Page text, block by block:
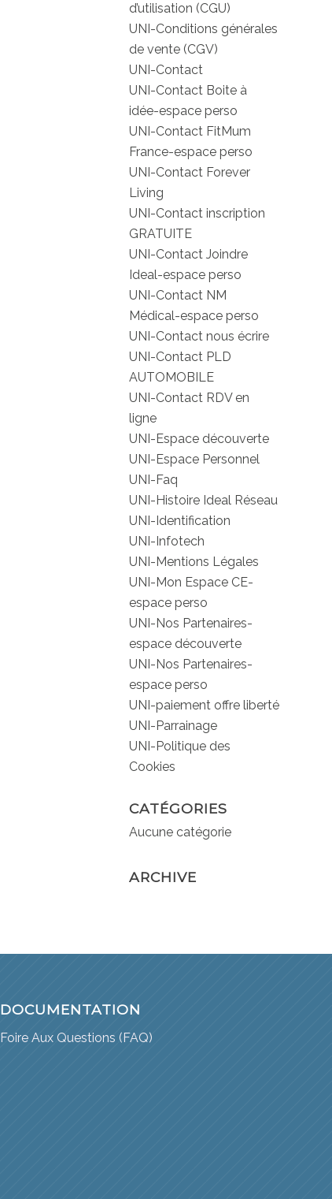
d’utilisation (CGU)
UNI-Conditions générales
de vente (CGV)
UNI-Contact
UNI-Contact Boite à
idée-espace perso
UNI-Contact FitMum
France-espace perso
UNI-Contact Forever
Living
UNI-Contact inscription
GRATUITE
UNI-Contact Joindre
Ideal-espace perso
UNI-Contact NM
Médical-espace perso
UNI-Contact nous écrire
UNI-Contact PLD
AUTOMOBILE
UNI-Contact RDV en
ligne
UNI-Espace découverte
UNI-Espace Personnel
UNI-Faq
UNI-Histoire Ideal Réseau
UNI-Identification
UNI-Infotech
UNI-Mentions Légales
UNI-Mon Espace CE-
espace perso
UNI-Nos Partenaires-
espace découverte
UNI-Nos Partenaires-
espace perso
UNI-paiement offre liberté
UNI-Parrainage
UNI-Politique des
Cookies
CATÉGORIES
Aucune catégorie
ARCHIVE
DOCUMENTATION
Foire Aux Questions (FAQ)